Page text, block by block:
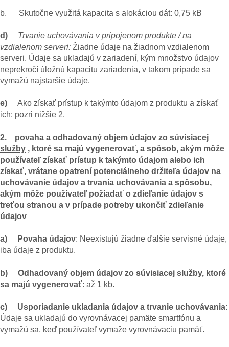
b. Skutočne využitá kapacita s alokáciou dát: 0,75 kB
d) Trvanie uchovávania v pripojenom produkte / na
vzdialenom serveri: Žiadne údaje na žiadnom vzdialenom
serveri. Údaje sa ukladajú v zariadení, kým množstvo údajov
neprekročí úložnú kapacitu zariadenia, v takom prípade sa
vymažú najstaršie údaje.
e) Ako získať prístup k takýmto údajom z produktu a získať
ich: pozri nižšie 2.
2. povaha a odhadovaný objem údajov zo súvisiacej
služby , ktoré sa majú vygenerovať, a spôsob, akým môže
používateľ získať prístup k takýmto údajom alebo ich
získať, vrátane opatrení potenciálneho držiteľa údajov na
uchovávanie údajov a trvania uchovávania a spôsobu,
akým môže používateľ požiadať o zdieľanie údajov s
treťou stranou a v prípade potreby ukončiť zdieľanie
údajov
a) Povaha údajov: Neexistujú žiadne ďalšie servisné údaje,
iba údaje z produktu.
b) Odhadovaný objem údajov zo súvisiacej služby, ktoré
sa majú vygenerovať: až 1 kb.
c) Usporiadanie ukladania údajov a trvanie uchovávania:
Údaje sa ukladajú do vyrovnávacej pamäte smartfónu a
vymažú sa, keď používateľ vymaže vyrovnávaciu pamäť.